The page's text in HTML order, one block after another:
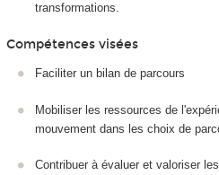
transformations.
Compétences visées
Faciliter un bilan de parcours
Mobiliser les ressources de
mouvement dans les choix de
Contribuer à évaluer et valoriser